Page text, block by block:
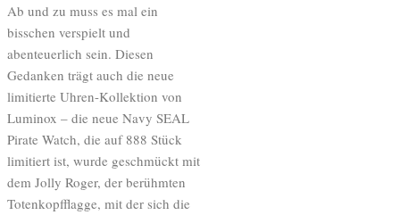
Ab und zu muss es mal ein
bisschen verspielt und
abenteuerlich sein. Diesen
Gedanken trägt auch die neue
limitierte Uhren-Kollektion von
Luminox – die neue Navy SEAL
Pirate Watch, die auf 888 Stück
limitiert ist, wurde geschmückt mit
dem Jolly Roger, der berühmten
Totenkopfflagge, mit der sich die